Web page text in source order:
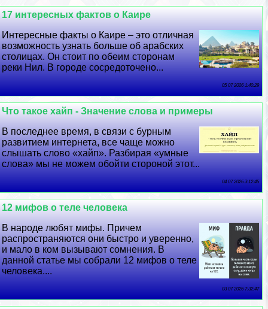
17 интересных фактов о Каире
Интересные факты о Каире – это отличная
возможность узнать больше об арабских
столицах. Он стоит по обеим сторонам
реки Нил. В городе сосредоточено...
05 07 2026 1:40:29
Что такое хайп - Значение слова и примеры
В последнее время, в связи с бурным
развитием интернета, все чаще можно
слышать слово «хайп». Разбирая «умные
слова» мы не можем обойти стороной этот...
04 07 2026 3:12:45
12 мифов о теле человека
В народе любят мифы. Причем
распространяются они быстро и уверенно,
и мало в ком вызывают сомнения. В
данной статье мы собрали 12 мифов о теле
человека....
03 07 2026 7:32:47